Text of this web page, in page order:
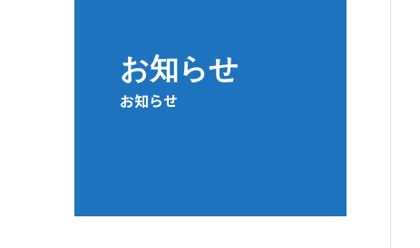
お知らせ
お知らせ